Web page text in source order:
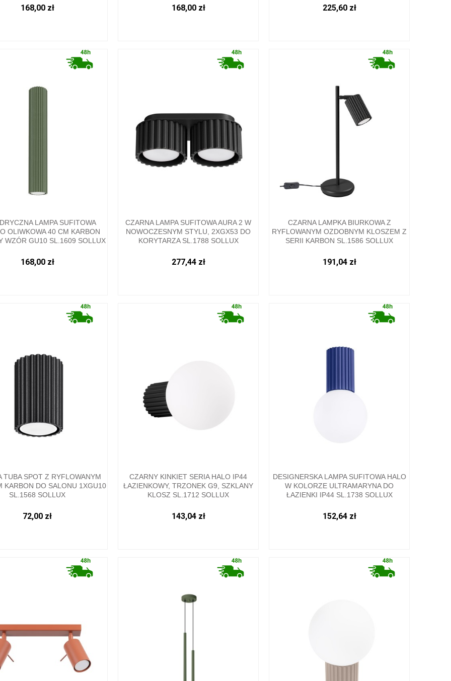
168,00 zł 168,00 zł 225,60 zł
LAMPA SUFITOWA
OLIWKOWA 40 CM KARBON
WZÓR GU10 SL.1609 SOLLUX
168,00 zł
CZARNA LAMPA SUFITOWA AURA 2 W
NOWOCZESNYM STYLU, 2XGX53 DO
KORYTARZA SL.1788 SOLLUX
277,44 zł
CZARNA LAMPKA BIURKOWA Z
RYFLOWANYM OZDOBNYM KLOSZEM Z
SERII KARBON SL.1586 SOLLUX
191,04 zł
TUBA SPOT Z RYFLOWANYM
KARBON DO SALONU 1XGU10
SL.1568 SOLLUX
72,00 zł
CZARNY KINKIET SERIA HALO IP44
ŁAZIENKOWY, TRZONEK G9, SZKLANY
KLOSZ SL.1712 SOLLUX
143,04 zł
DESIGNERSKA LAMPA SUFITOWA HALO
W KOLORZE ULTRAMARYNA DO
ŁAZIENKI IP44 SL.1738 SOLLUX
152,64 zł